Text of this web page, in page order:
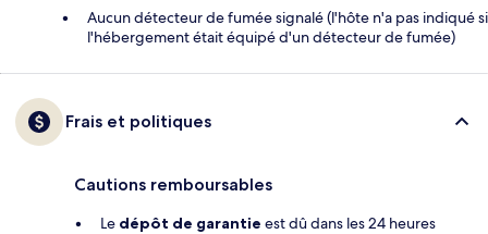
Aucun détecteur de fumée signalé (l'hôte n'a pas indiqué si
l'hébergement était équipé d'un détecteur de fumée)
Frais et politiques
Cautions remboursables
Le dépôt de garantie est dû dans les 24 heures